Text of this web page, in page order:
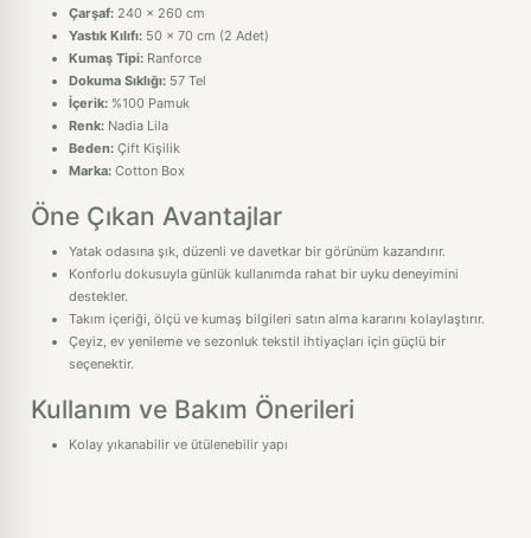
Çarşaf: 240 x 260 cm
Yastık Kılıfı: 50 x 70 cm (2 Adet)
Kumaş Tipi: Ranforce
Dokuma Sıklığı: 57 Tel
İçerik: %100 Pamuk
Renk: Nadia Lila
Beden: Çift Kişilik
Marka: Cotton Box
Öne Çıkan Avantajlar
Yatak odasına şık, düzenli ve davetkar bir görünüm kazandırır.
Konforlu dokusuyla günlük kullanımda rahat bir uyku deneyimini
destekler.
Takım içeriği, ölçü ve kumaş bilgileri satın alma kararını kolaylaştırır.
Çeyiz, ev yenileme ve sezonluk tekstil ihtiyaçları için güçlü bir
seçenektir.
Kullanım ve Bakım Önerileri
Kolay yıkanabilir ve ütülenebilir yapı